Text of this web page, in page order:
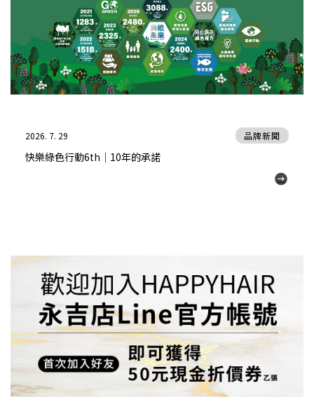
2026. 7. 29
快樂綠色行動6th｜10年的承諾
品牌新聞